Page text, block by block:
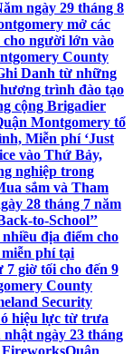
ngày 29 tháng 8
mở các
cho người lớn vào
County
Danh từ những
trình đào tạo
cộng Brigadier
Montgomery tổ
Miễn phí ‘Just
vào Thứ Bảy,
nghiệp trong
sắm và Tham
28 tháng 7 năm
to-School’’
địa điểm cho
phí tại
7 giờ tối cho đến 9
County
Security
hiệu lực từ trưa
ngày 23 tháng